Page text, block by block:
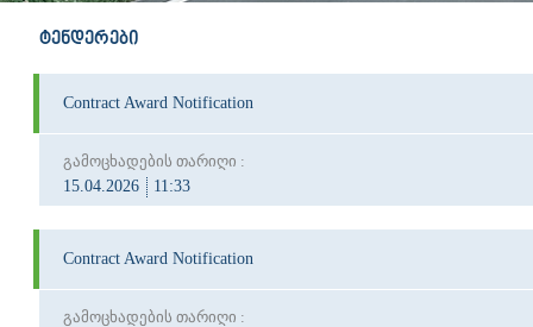
ტენდერები
Contract Award Notification
გამოცხადების თარიღი :
15.04.2026
11:33
Contract Award Notification
გამოცხადების თარიღი :